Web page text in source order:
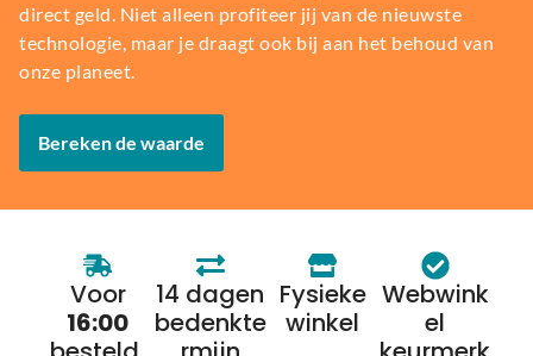
direct geld. Niet alleen profiteer jij van de nieuwste
technologie, maar je draagt ook bij aan het behoud van
onze planeet.
Bereken de waarde
Voor
16:00
14 dagen
bedenkte
Fysieke
winkel
Webwink
el